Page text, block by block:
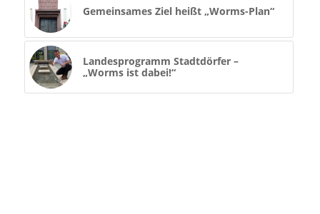
Gemeinsames Ziel heißt „Worms-Plan“
Landesprogramm Stadtdörfer –
„Worms ist dabei!“